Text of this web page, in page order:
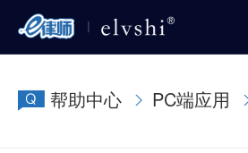
帮助中心 PC端应用